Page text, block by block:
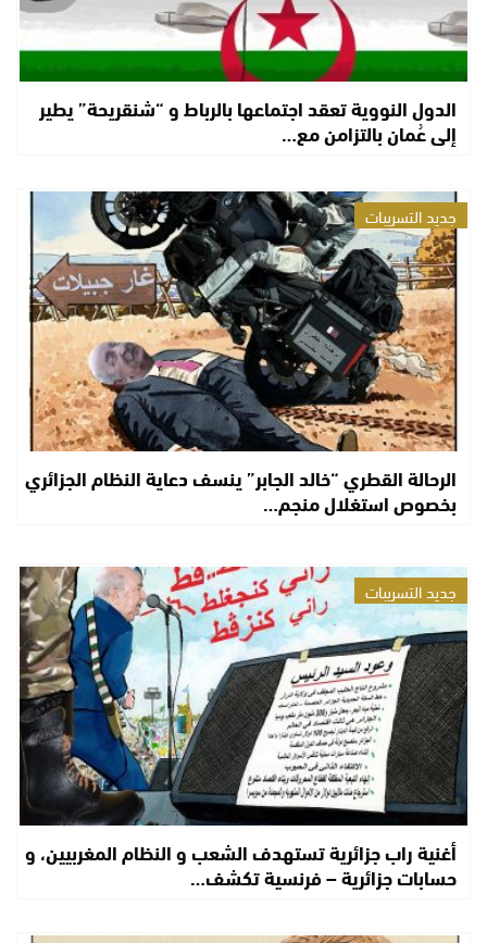
الدول النووية تعقد اجتماعها بالرباط و “شنقريحة” يطير
إلى عُمان بالتزامن مع…
جديد التسريبات
الرحالة القطري “خالد الجابر” ينسف دعاية النظام الجزائري
بخصوص استغلال منجم…
جديد التسريبات
أغنية راب جزائرية تستهدف الشعب و النظام المغربيين، و
حسابات جزائرية – فرنسية تكشف…